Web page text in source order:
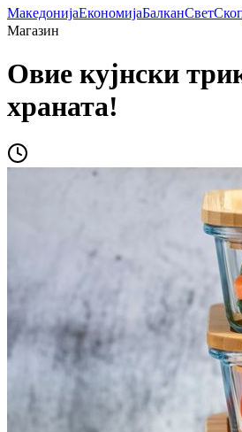
МакедонијаЕкономијаБалканСвет
Магазин
Овие кујнски
храната!